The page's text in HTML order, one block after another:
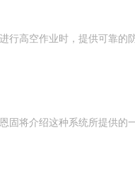
行高空作业时，提供可靠的
固将介绍这种系统所提供的